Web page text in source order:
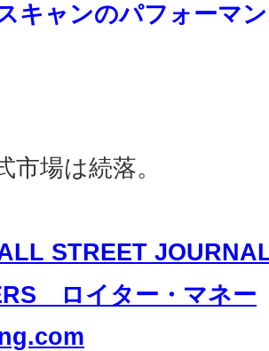
キャンのパフォー
市場は続落。
STREET
ロイター・マネー